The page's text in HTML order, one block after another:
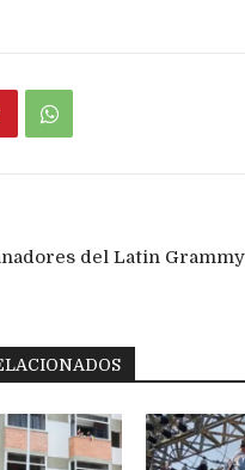
del Latin Grammy